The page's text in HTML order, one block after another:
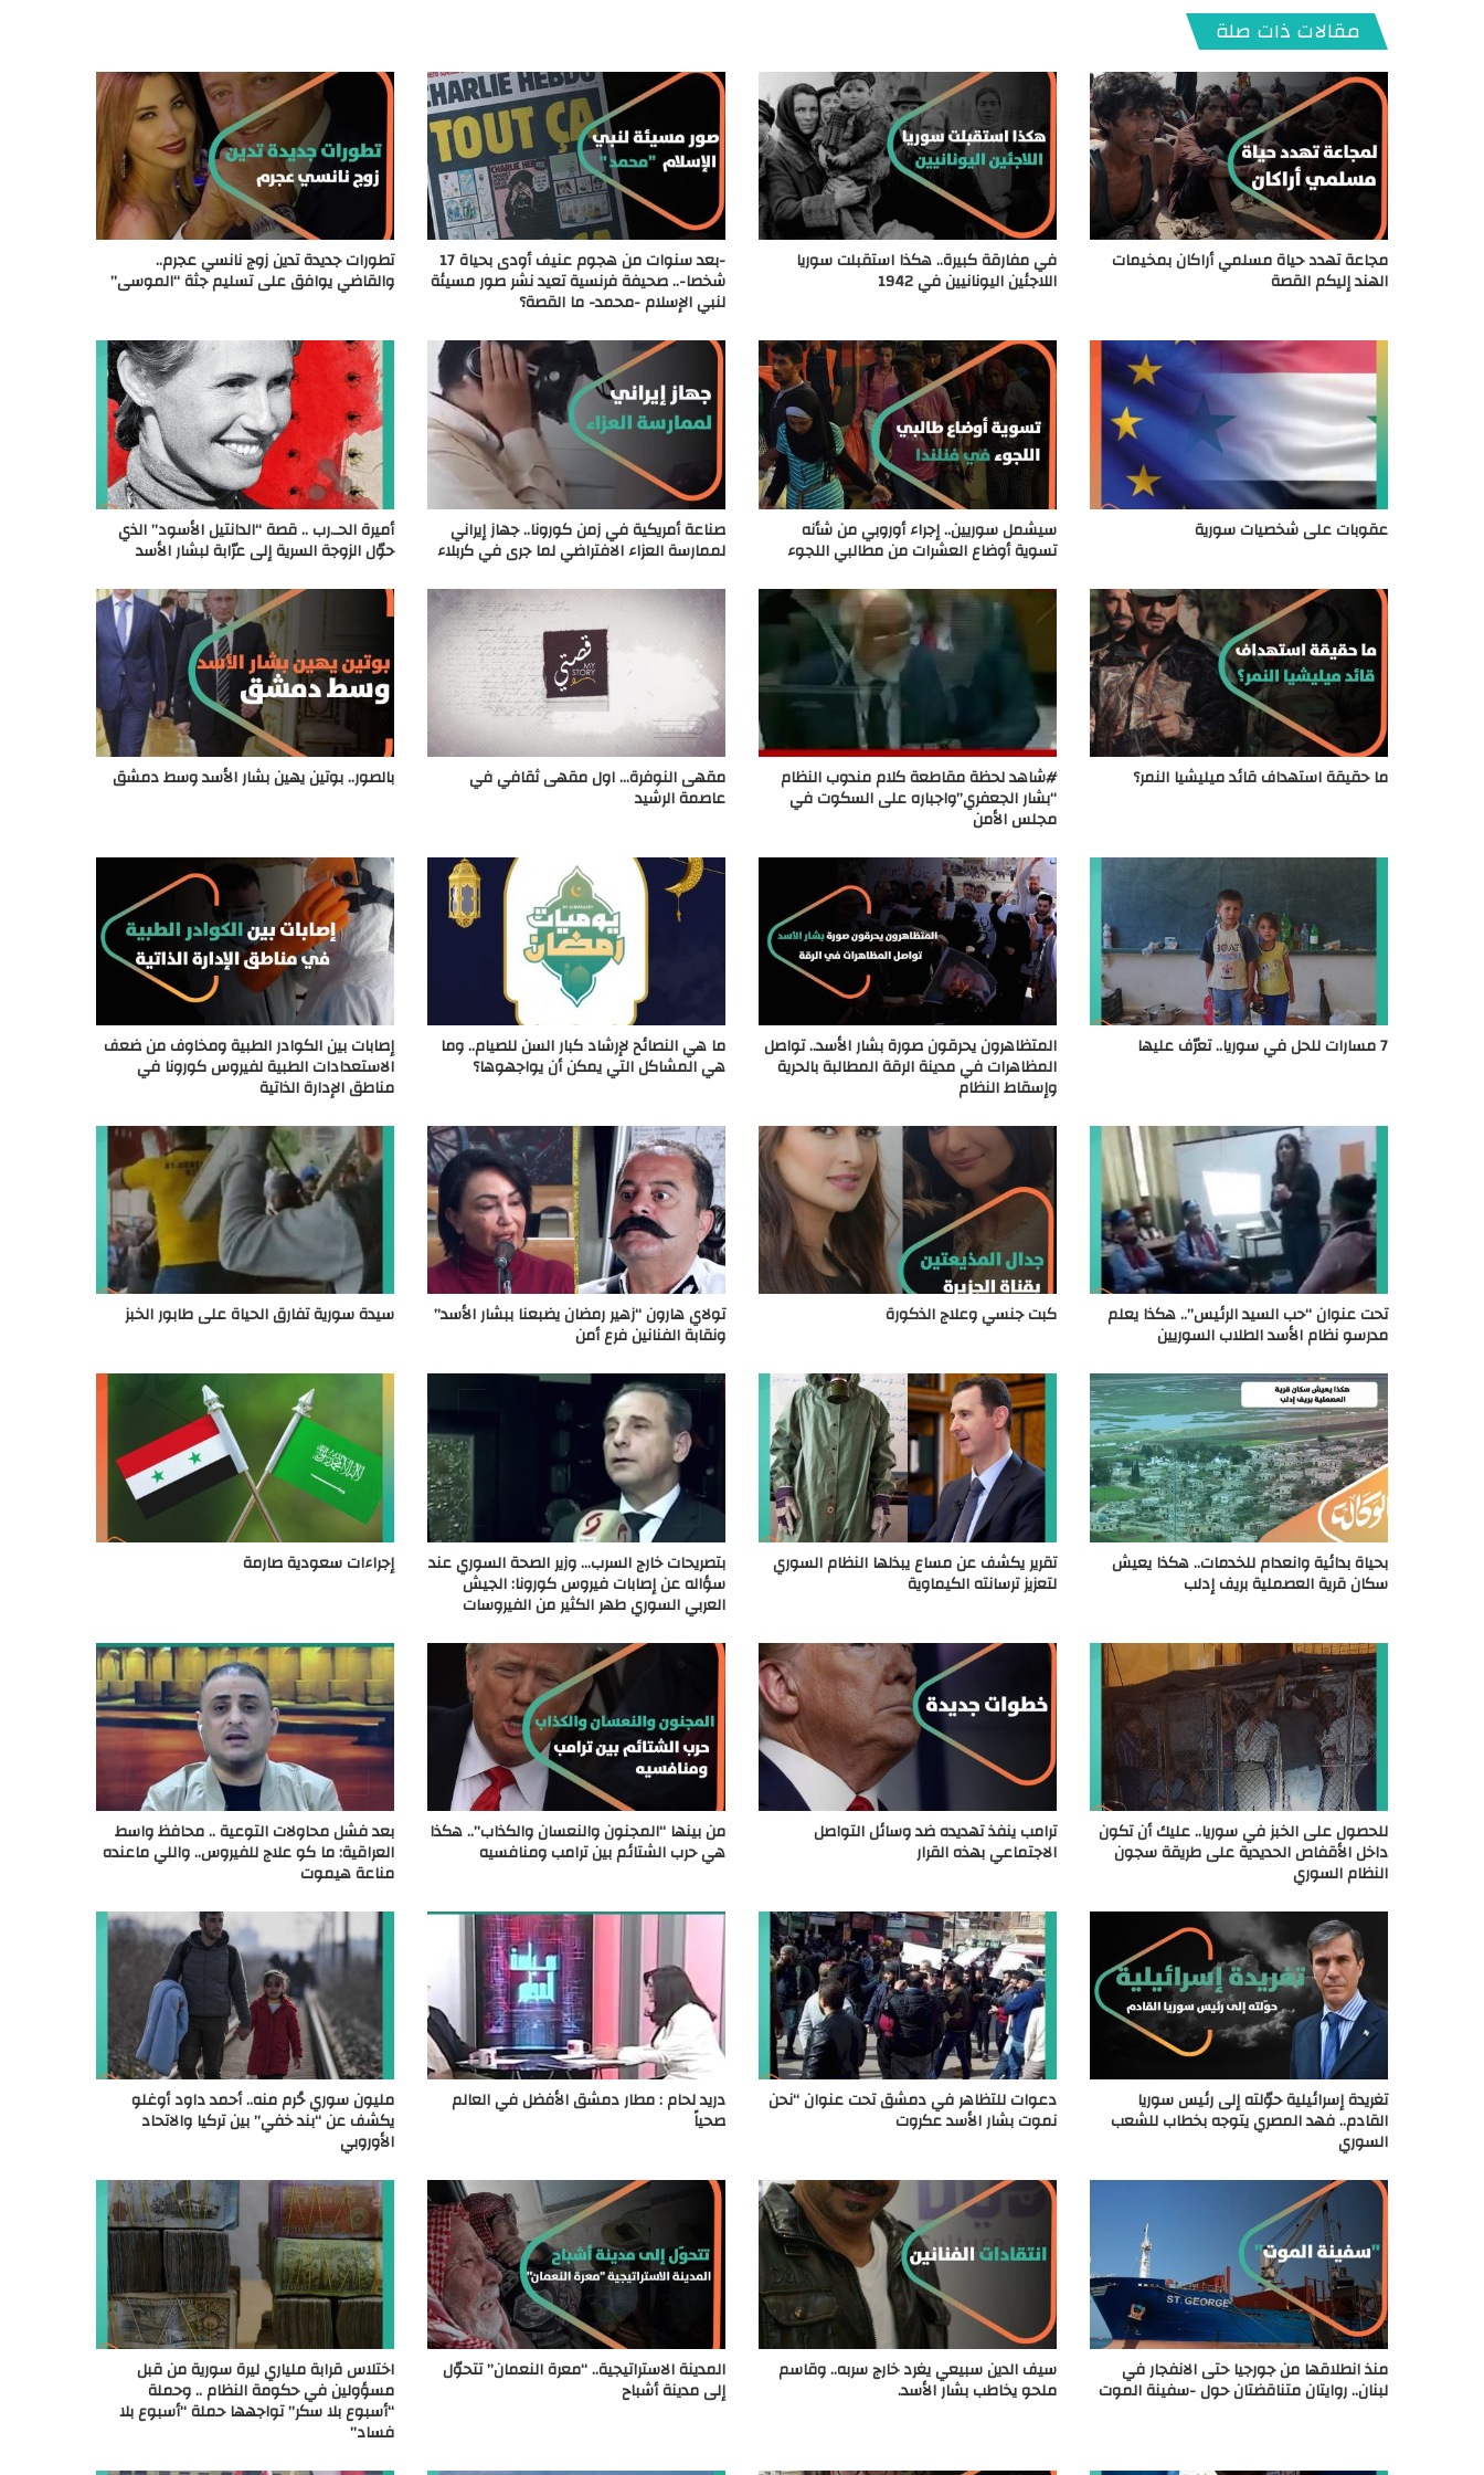
مقالات ذات صلة
مجاعة تهدد حياة مسلمي أراكان بمخيمات
الهند إليكم القصة
في مفارقة كبيرة.. هكذا استقبلت سوريا
اللاجئين اليونانيين في 1942
-بعد سنوات من هجوم عنيف أودى بحياة 17
شخصا-.. صحيفة فرنسية تعيد نشر صور مسيئة
لنبي الإسلام -محمد- ما القصة؟
تطورات جديدة تدين زوج نانسي عجرم..
والقاضي يوافق على تسليم جثة “الموسى”
عقوبات على شخصيات سورية سيشمل سوريين.. إجراء أوروبي من شأنه
تسوية أوضاع العشرات من مطالبي اللجوء
صناعة أمريكية في زمن كورونا.. جهاز إيراني
لممارسة العزاء الافتراضي لما جرى في كربلاء
أميرة الحـ.رب .. قصة “الدانتيل الأسود” الذي
حوّل الزوجة السرية إلى عرّابة لبشار الأسد
ما حقيقة استهداف قائد ميليشيا النمر؟ #شاهد لحظة مقاطعة كلام مندوب النظام
“بشار الجعفري”واجباره على السكوت في
مجلس الأمن
مقهى النوفرة… اول مقهى ثقافي في
عاصمة الرشيد
بالصور.. بوتين يهين بشار الأسد وسط دمشق
7 مسارات للحل في سوريا.. تعرّف عليها المتظاهرون يحرقون صورة بشار الأسد.. تواصل
المظاهرات في مدينة الرقة المطالبة بالحرية
وإسقاط النظام
ما هي النصائح لإرشاد كبار السن للصيام.. وما
هي المشاكل التي يمكن أن يواجهوها؟
إصابات بين الكوادر الطبية ومخاوف من ضعف
الاستعدادات الطبية لفيروس كورونا في
مناطق الإدارة الذاتية
تحت عنوان “حب السيد الرئيس”.. هكذا يعلم
مدرسو نظام الأسد الطلاب السوريين
كبت جنسي وعلاج الذكورة تولاي هارون “زهير رمضان يضبعنا ببشار الأسد”
ونقابة الفنانين فرع أمن
سيدة سورية تفارق الحياة على طابور الخبز
بحياة بدائية وانعدام للخدمات.. هكذا يعيش
سكان قرية العصملية بريف إدلب
تقرير يكشف عن مساع يبذلها النظام السوري
لتعزيز ترسانته الكيماوية
بتصريحات خارج السرب… وزير الصحة السوري عند
سؤاله عن إصابات فيروس كورونا: الجيش
العربي السوري طهر الكثير من الفيروسات
إجراءات سعودية صارمة
للحصول على الخبز في سوريا.. عليك أن تكون
داخل الأقفاص الحديدية على طريقة سجون
النظام السوري
ترامب ينفذ تهديده ضد وسائل التواصل
الاجتماعي بهذه القرار
من بينها “المجنون والنعسان والكذاب”.. هكذا
هي حرب الشتائم بين ترامب ومنافسيه
بعد فشل محاولات التوعية .. محافظ واسط
العراقية: ما كو علاج للفيروس.. واللي ماعنده
مناعة هيموت
تغريدة إسرائيلية حوّلته إلى رئيس سوريا
القادم.. فهد المصري يتوجه بخطاب للشعب
السوري
دعوات للتظاهر في دمشق تحت عنوان “نحن
نموت بشار الأسد عكروت
دريد لحام : مطار دمشق الأفضل في العالم
صحياً
مليون سوري حُرم منه.. أحمد داود أوغلو
يكشف عن “بند خفي” بين تركيا والاتحاد
الأوروبي
منذ انطلاقها من جورجيا حتى الانفجار في
لبنان.. روايتان متناقضتان حول -سفينة الموت
سيف الدين سبيعي يغرد خارج سربه.. وقاسم
ملحو يخاطب بشار الأسد.
المدينة الاستراتيجية.. “معرة النعمان” تتحوّل
إلى مدينة أشباح
اختلاس قرابة ملياري ليرة سورية من قبل
مسؤولين في حكومة النظام .. وحملة
“أسبوع بلا سكر” تواجهها حملة “أسبوع بلا
فساد”